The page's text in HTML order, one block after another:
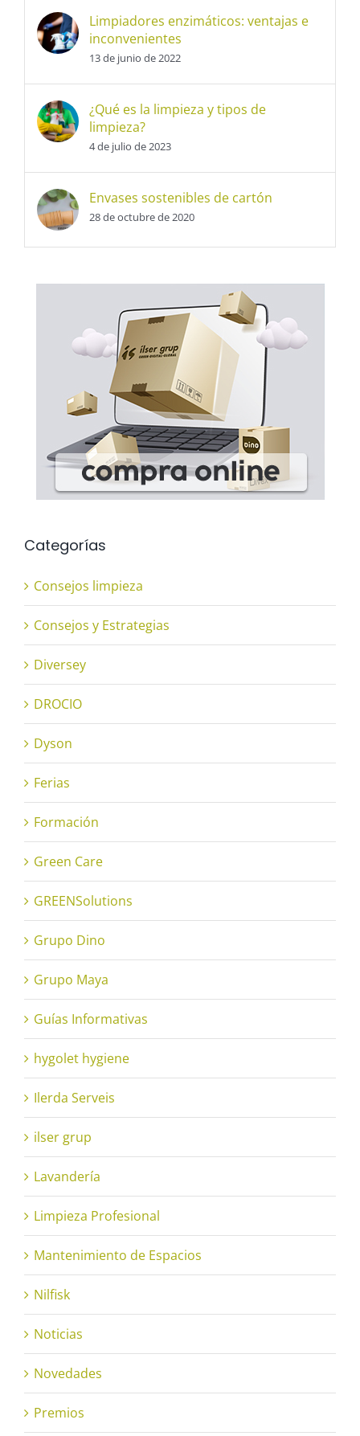
Limpiadores enzimáticos: ventajas e
inconvenientes
13 de junio de 2022
¿Qué es la limpieza y tipos de
limpieza?
4 de julio de 2023
Envases sostenibles de cartón
28 de octubre de 2020
Categorías
Consejos limpieza
Consejos y Estrategias
Diversey
DROCIO
Dyson
Ferias
Formación
Green Care
GREENSolutions
Grupo Dino
Grupo Maya
Guías Informativas
hygolet hygiene
Ilerda Serveis
ilser grup
Lavandería
Limpieza Profesional
Mantenimiento de Espacios
Nilfisk
Noticias
Novedades
Premios